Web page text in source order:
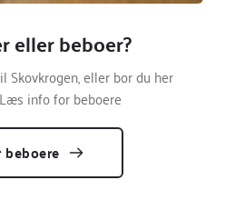
eller beboer?
Skovkrogen, eller bor du her
info for beboere
beboere